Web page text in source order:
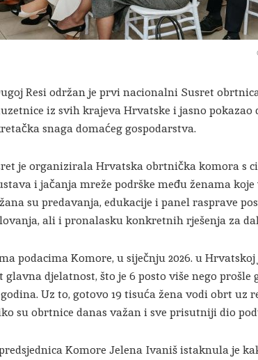
Resi održan je prvi nacionalni Susret
iz svih krajeva Hrvatske i jasno pokazao
snaga domaćeg gospodarstva.
je organiziralaHrvatska obrtnička komoras
i jačanja mreže podrške među ženama
su predavanja, edukacije i panel rasprave
ali i pronalasku konkretnih rješenja za
podacima Komore, u siječnju 2026. u
glavna djelatnost, što je 6 posto više nego prošle
Uz to, gotovo 19 tisuća žena vodi obrt uz
su obrtnice danas važan i sve prisutniji dio
Komore Jelena Ivanišistaknula je